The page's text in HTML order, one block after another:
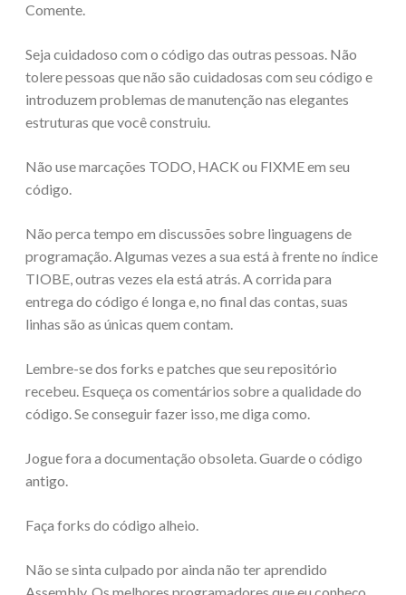
Comente.
Seja cuidadoso com o código das outras pessoas. Não
tolere pessoas que não são cuidadosas com seu código e
introduzem problemas de manutenção nas elegantes
estruturas que você construiu.
Não use marcações TODO, HACK ou FIXME em seu
código.
Não perca tempo em discussões sobre linguagens de
programação. Algumas vezes a sua está à frente no índice
TIOBE, outras vezes ela está atrás. A corrida para
entrega do código é longa e, no final das contas, suas
linhas são as únicas quem contam.
Lembre-se dos forks e patches que seu repositório
recebeu. Esqueça os comentários sobre a qualidade do
código. Se conseguir fazer isso, me diga como.
Jogue fora a documentação obsoleta. Guarde o código
antigo.
Faça forks do código alheio.
Não se sinta culpado por ainda não ter aprendido